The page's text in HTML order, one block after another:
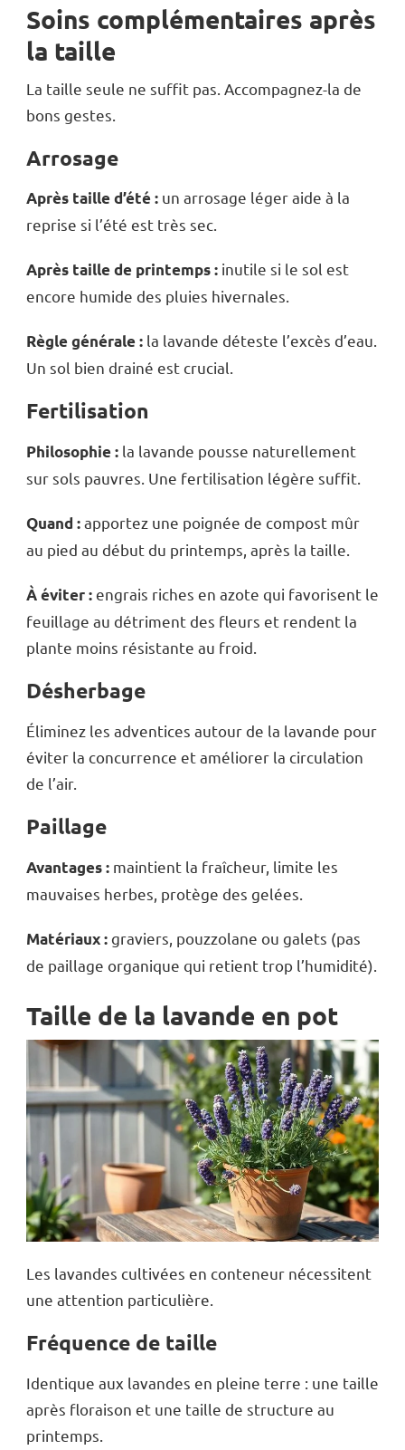
Soins complémentaires après
la taille
La taille seule ne suffit pas. Accompagnez-la de
bons gestes.
Arrosage
Après taille d’été : un arrosage léger aide à la
reprise si l’été est très sec.
Après taille de printemps : inutile si le sol est
encore humide des pluies hivernales.
Règle générale : la lavande déteste l’excès d’eau.
Un sol bien drainé est crucial.
Fertilisation
Philosophie : la lavande pousse naturellement
sur sols pauvres. Une fertilisation légère suffit.
Quand :apportez une poignée de compost mûr
au pied au début du printemps, après la taille.
À éviter :engrais riches en azote qui favorisent le
feuillage au détriment des fleurs et rendent la
plante moins résistante au froid.
Désherbage
Éliminez les adventices autour de la lavande pour
éviter la concurrence et améliorer la circulation
de l’air.
Paillage
Avantages : maintient la fraîcheur, limite les
mauvaises herbes, protège des gelées.
Matériaux :graviers, pouzzolane ou galets (pas
de paillage organique qui retient trop l’humidité).
Taille de la lavande en pot
Les lavandes cultivées en conteneur nécessitent
une attention particulière.
Fréquence de taille
Identique aux lavandes en pleine terre : une taille
après floraison et une taille de structure au
printemps.